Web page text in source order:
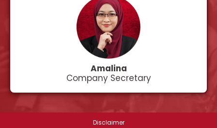
Amalina
Company Secretary
Disclaimer